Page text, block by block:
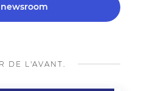
DE L'AVANT.